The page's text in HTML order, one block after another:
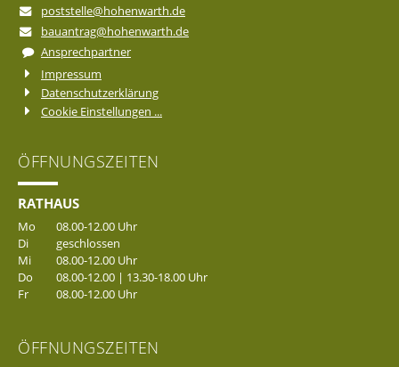
poststelle@hohenwarth.de
bauantrag@hohenwarth.de
Ansprechpartner
Impressum
Datenschutzerklärung
Cookie Einstellungen ...
ÖFFNUNGSZEITEN
RATHAUS
Mo
08.00-12.00 Uhr
Di
geschlossen
Mi
08.00-12.00 Uhr
Do
08.00-12.00 | 13.30-18.00 Uhr
Fr
08.00-12.00 Uhr
ÖFFNUNGSZEITEN